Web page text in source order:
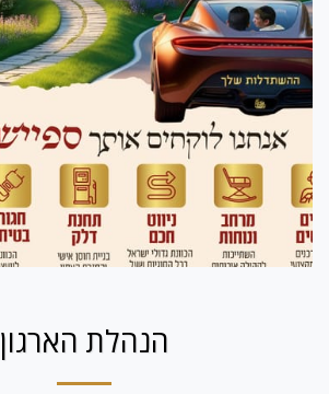
הנהלת הארגון